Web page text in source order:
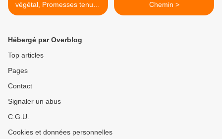
végétal, Promesses tenues
?
Chemin >
Hébergé par Overblog
Top articles
Pages
Contact
Signaler un abus
C.G.U.
Cookies et données personnelles